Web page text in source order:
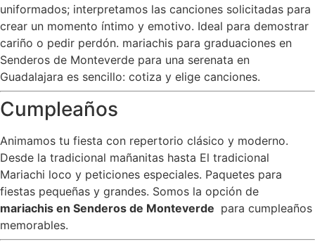
uniformados; interpretamos las canciones solicitadas para
crear un momento íntimo y emotivo. Ideal para demostrar
cariño o pedir perdón. mariachis para graduaciones en
Senderos de Monteverde para una serenata en
Guadalajara es sencillo: cotiza y elige canciones.
Cumpleaños
Animamos tu fiesta con repertorio clásico y moderno.
Desde la tradicional mañanitas hasta El tradicional
Mariachi loco y peticiones especiales. Paquetes para
fiestas pequeñas y grandes. Somos la opción de
mariachis en Senderos de Monteverde para cumpleaños
memorables.